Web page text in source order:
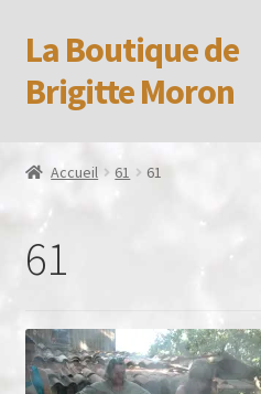
Aller
à
la
Aller
au
contenu
La Boutique de
Brigitte Moron
Accueil
Boutique
Confidentialité
Accueil 61 61
61